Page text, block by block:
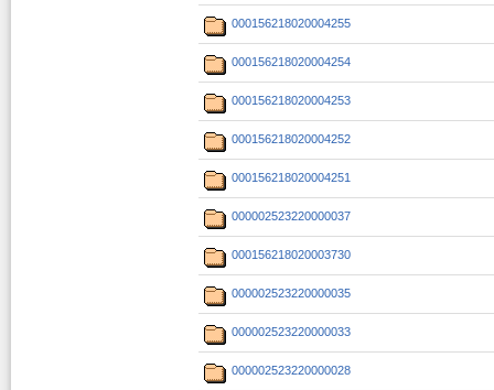
000156218020004255
000156218020004254
000156218020004253
000156218020004252
000156218020004251
000002523220000037
000156218020003730
000002523220000035
000002523220000033
000002523220000028